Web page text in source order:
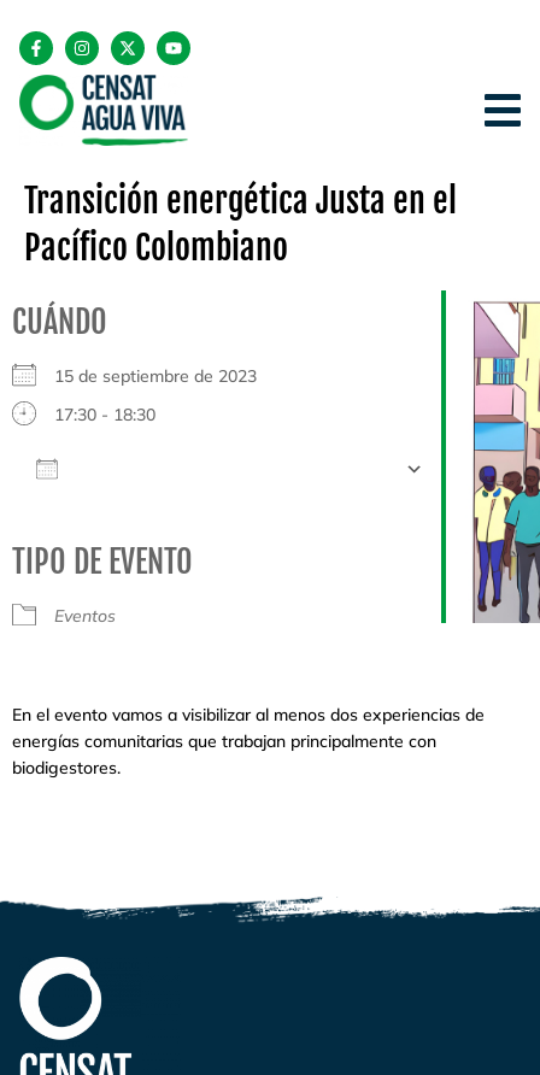
Transición energética Justa en el
Pacífico Colombiano
CUÁNDO
15 de septiembre de 2023
17:30 - 18:30
TIPO DE EVENTO
Eventos
En el evento vamos a visibilizar al menos dos experiencias de
energías comunitarias que trabajan principalmente con
biodigestores.